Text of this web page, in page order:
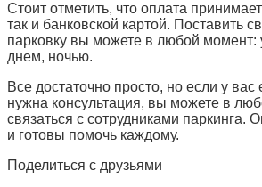
Стоит отметить, что оплата
так и банковской картой. Поставить
парковку вы можете в любой момент:
днем, ночью.
Все достаточно просто, но если у вас
нужна консультация, вы можете в
связаться с сотрудниками паркинга.
и готовы помочь каждому.
Поделиться с друзьями